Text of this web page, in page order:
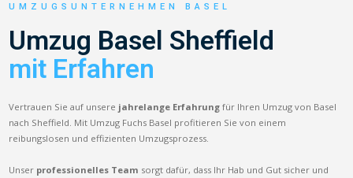
UMZUGSUNTERNEHMEN BASEL
Umzug Basel Sheffield
mit Erfahren
Vertrauen Sie auf unsere jahrelange Erfahrung für Ihren Umzug von Basel
nach Sheffield. Mit Umzug Fuchs Basel profitieren Sie von einem
reibungslosen und effizienten Umzugsprozess.
Unser professionelles Team sorgt dafür, dass Ihr Hab und Gut sicher und